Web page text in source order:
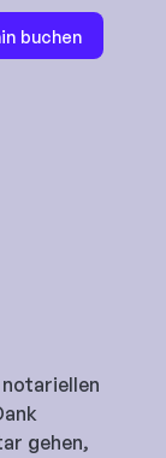
buchen
gehen,